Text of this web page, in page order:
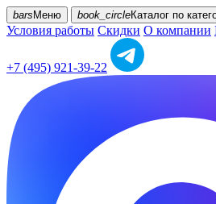
bars Меню book_circleКаталог по
Условия работы Скидки О компании
+7 (495) 921-39-22